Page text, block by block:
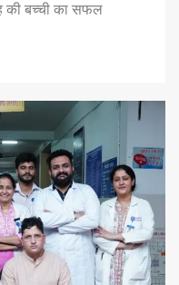
की बच्ची का सफल